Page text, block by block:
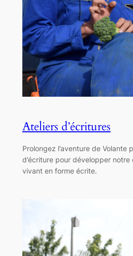
Ateliers d’écritures
Prolongez l’aventure de Volante
d’écriture pour développer
vivant en forme écrite.